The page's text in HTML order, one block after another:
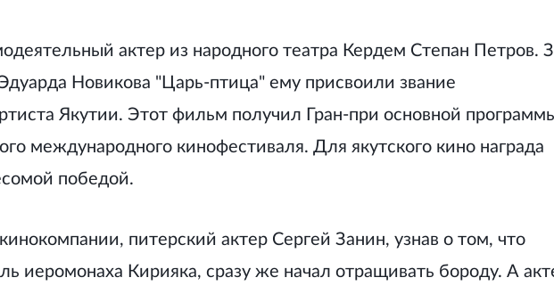
актер из народного театра Кердем Степан Петров.
Новикова "Царь-птица" ему присвоили звание
Якутии. Этот фильм получил Гран-при основной
международного кинофестиваля. Для якутского кино награда
победой.
питерский актер Сергей Занин, узнав о том, что
иеромонаха Кирияка, сразу же начал отращивать бороду. А